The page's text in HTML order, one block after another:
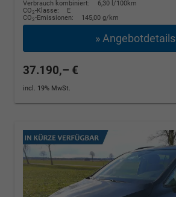
Verbrauch kombiniert:
6,30 l/100km
CO2-Klasse:
E
CO2-Emissionen: 145,00 g/km
» Angebotdetails
37.190,– €
incl. 19% MwSt.